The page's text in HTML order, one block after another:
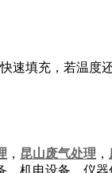
填充，若温度
， 昆山废气处理 ，